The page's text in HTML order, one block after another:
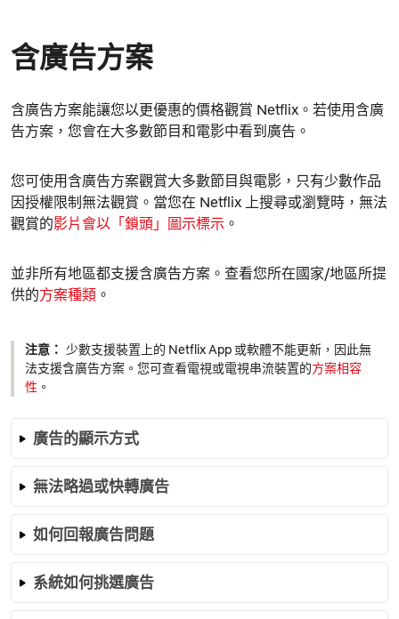
含廣告方案
含廣告方案能讓您以更優惠的價格觀賞 Netflix。若使用含廣
告方案，您會在大多數節目和電影中看到廣告。
您可使用含廣告方案觀賞大多數節目與電影，只有少數作品
因授權限制無法觀賞。當您在 Netflix 上搜尋或瀏覽時，無法
觀賞的影片會以「鎖頭」圖示標示 。
並非所有地區都支援含廣告方案。查看您所在國家/地區所提
供的方案種類 。
注意： 少數支援裝置上的 Netflix App 或軟體不能更新，因此無
法支援含廣告方案。您可查看電視或電視串流裝置的方案相容
性 。
廣告的顯示方式
無法略過或快轉廣告
如何回報廣告問題
系統如何挑選廣告